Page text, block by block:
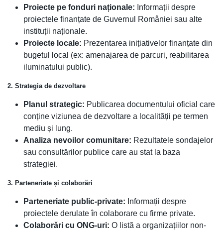
Proiecte pe fonduri naționale: Informații despre
proiectele finanțate de Guvernul României sau alte
instituții naționale.
Proiecte locale: Prezentarea inițiativelor finanțate din
bugetul local (ex: amenajarea de parcuri, reabilitarea
iluminatului public).
2. Strategia de dezvoltare
Planul strategic: Publicarea documentului oficial care
conține viziunea de dezvoltare a localității pe termen
mediu și lung.
Analiza nevoilor comunitare: Rezultatele sondajelor
sau consultărilor publice care au stat la baza
strategiei.
3. Parteneriate și colaborări
Parteneriate public-private: Informații despre
proiectele derulate în colaborare cu firme private.
Colaborări cu ONG-uri: O listă a organizațiilor non-